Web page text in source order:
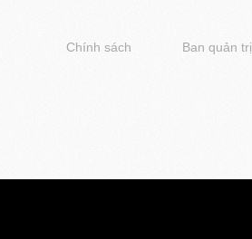
Chính sách Ban quản trị